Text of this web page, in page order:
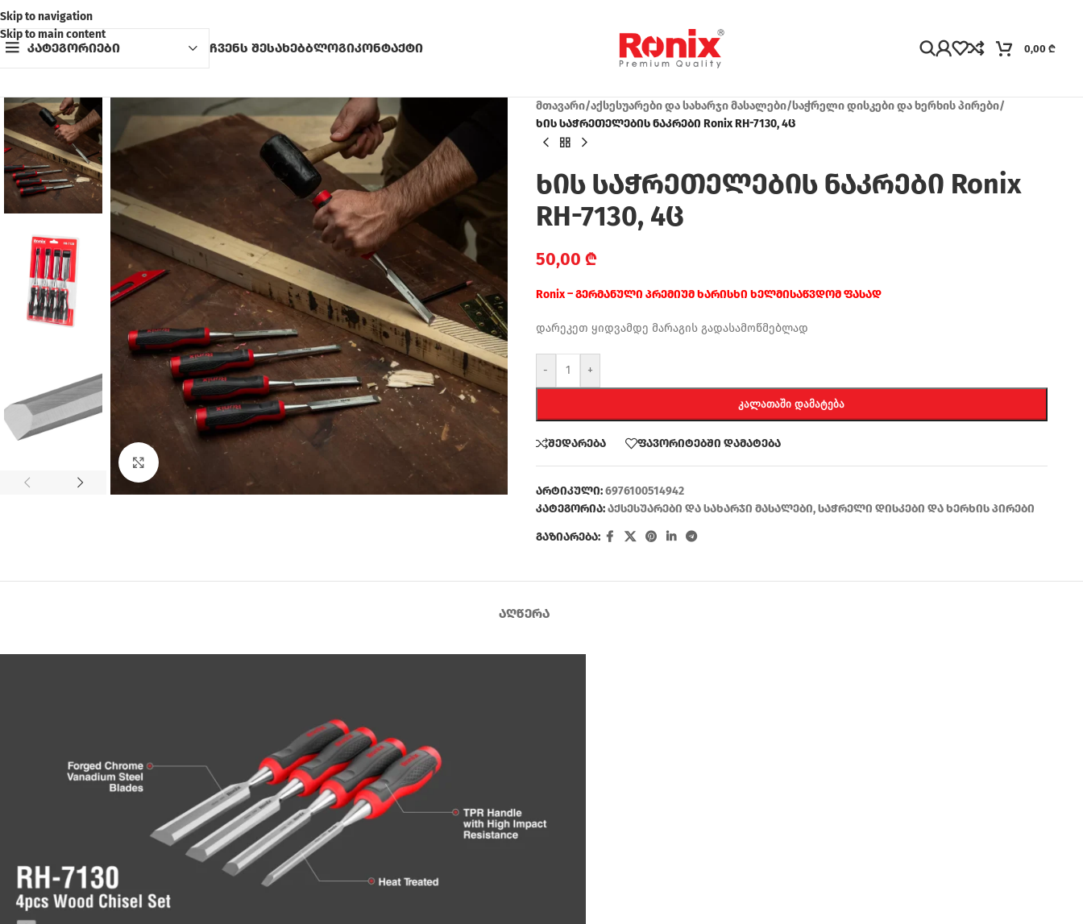
Skip to navigation
Skip to main content
კატეგორიები ჩვენს შესახებბლოგიკონტაქტი 0,00 ₾
მთავარი/აქსესუარები და სახარჯი მასალები/საჭრელი დისკები და ხერხის პირები/
ხის საჭრეთელების ნაკრები Ronix RH-7130, 4ც
ხის საჭრეთელების ნაკრები Ronix
RH-7130, 4ც
50,00 ₾
Ronix – გერმანული პრემიუმ ხარისხი ხელმისაწვდომ ფასად
დარეკეთ ყიდვამდე მარაგის გადასამოწმებლად
- +
ᲙᲐᲚᲐᲗᲐᲨᲘ ᲓᲐᲛᲐᲢᲔᲑᲐ
შედარება ფავორიტებში დამატება
არტიკული:6976100514942
კატეგორია:აქსესუარები და სახარჯი მასალები,საჭრელი დისკები და ხერხის პირები
გაზიარება:
ᲐᲦᲬᲔᲠᲐ